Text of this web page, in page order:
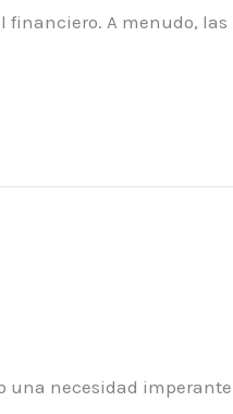
financiero. A menudo, las
una necesidad imperante